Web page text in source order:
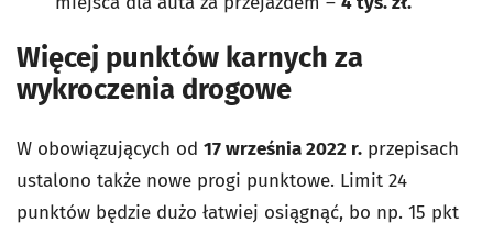
Więcej punktów karnych za
wykroczenia drogowe
W obowiązujących od 17 września 2022 r. przepisach
ustalono także nowe progi punktowe. Limit 24
punktów będzie dużo łatwiej osiągnąć, bo np. 15 pkt